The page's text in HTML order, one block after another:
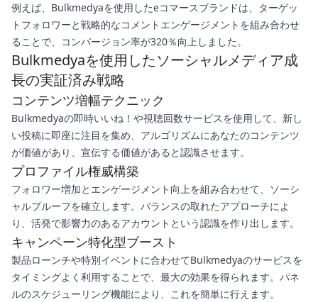
例えば、Bulkmedyaを使用したeコマースブランドは、ターゲッ
トフォロワーと戦略的なコメントエンゲージメントを組み合わせ
ることで、コンバージョン率が320％向上しました。
Bulkmedyaを使用したソーシャルメディア成
長の実証済み戦略
コンテンツ増幅テクニック
Bulkmedyaの即時いいね！や視聴回数サービスを使用して、新し
い投稿に即座に注目を集め、アルゴリズムにあなたのコンテンツ
が価値があり、宣伝する価値があると認識させます。
プロファイル権威構築
フォロワー増加とエンゲージメント向上を組み合わせて、ソーシ
ャルプルーフを確立します。バランスの取れたアプローチによ
り、活発で影響力のあるアカウントという認識を作り出します。
キャンペーン特化型ブースト
製品ローンチや特別イベントに合わせてBulkmedyaのサービスを
タイミングよく利用することで、最大の効果を得られます。パネ
ルのスケジューリング機能により、これを簡単に行えます。